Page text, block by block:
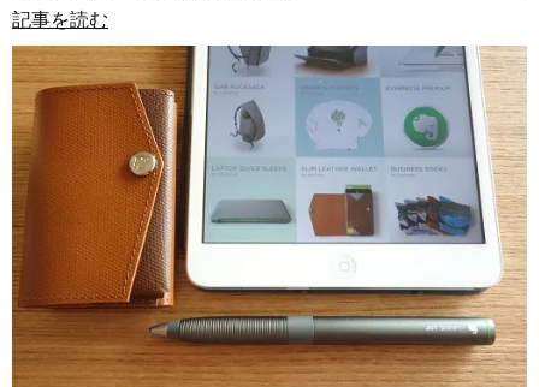
記事を読む